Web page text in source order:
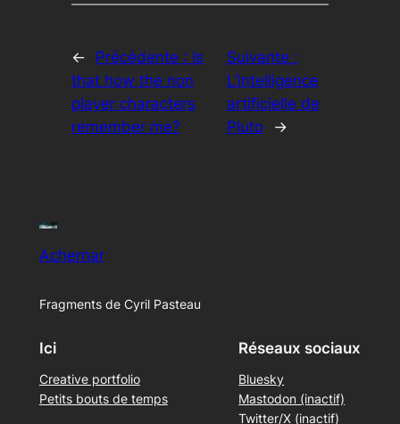
← Précédente : Is
that how the non
player characters
remember me?
Suivante :
L’intelligence
artificielle de
Pluto
→
Achernar
Fragments de Cyril Pasteau
Ici
Creative portfolio
Petits bouts de temps
Réseaux sociaux
Bluesky
Mastodon (inactif)
Twitter/X (inactif)